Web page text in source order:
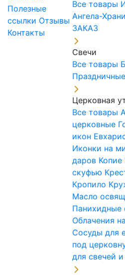
Полезные
ссылки Отзывы
Контакты
Все товары
Ангела-
ЗАКАЗ
Свечи
Все товары
Церковная
Все товары
церковные
икон
Иконки на
даров Копие
скуфью
Кропило
Масло
Панихидные
Облачения
Сосуды для
под
для свечей